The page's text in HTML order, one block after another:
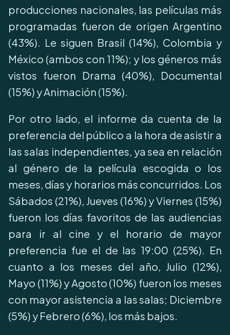
producciones nacionales, las películas más
programadas fueron de origen Argentino
(43%). Le siguen Brasil (14%), Colombia y
México (ambos con 11%); y los géneros más
vistos fueron Drama (40%), Documental
(15%) y Animación (15%).
Por otro lado, el informe da cuenta de la
preferencia del público a la hora de asistir a
las salas independientes, ya sea en relación
al género de la película escogida o los
meses, días y horarios más concurridos. Los
Sábados (21%), Jueves (16%) y Viernes (15%)
fueron los días favoritos de las audiencias
para ir al cine y el horario de mayor
preferencia fue el de las 19:00 (25%). En
cuanto a los meses del año, Julio (12%),
Mayo (11%) y Agosto (10%) fueron los meses
con mayor asistencia a las salas; Diciembre
(5%) y Febrero (6%), los más bajos.